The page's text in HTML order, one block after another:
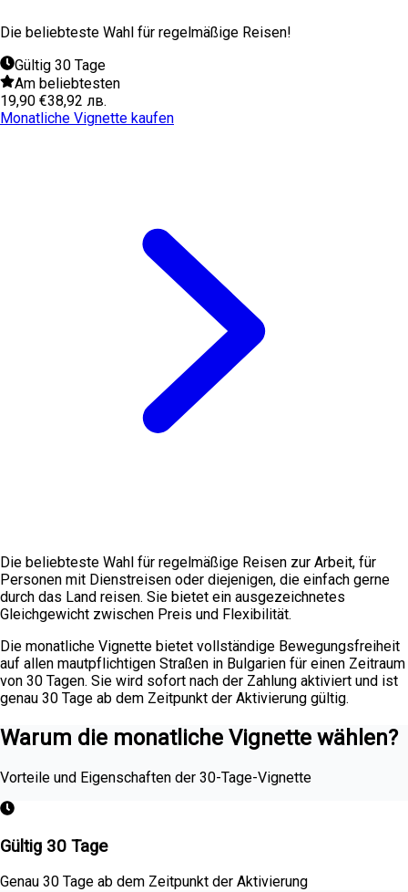
Die beliebteste Wahl für regelmäßige Reisen!
Gültig 30 Tage
Am beliebtesten
19,90 €38,92 лв.
Monatliche Vignette kaufen
Die beliebteste Wahl für regelmäßige Reisen zur Arbeit, für
Personen mit Dienstreisen oder diejenigen, die einfach gerne
durch das Land reisen. Sie bietet ein ausgezeichnetes
Gleichgewicht zwischen Preis und Flexibilität.
Die monatliche Vignette bietet vollständige Bewegungsfreiheit
auf allen mautpflichtigen Straßen in Bulgarien für einen Zeitraum
von 30 Tagen. Sie wird sofort nach der Zahlung aktiviert und ist
genau 30 Tage ab dem Zeitpunkt der Aktivierung gültig.
Warum die monatliche Vignette wählen?
Vorteile und Eigenschaften der 30-Tage-Vignette
Gültig 30 Tage
Genau 30 Tage ab dem Zeitpunkt der Aktivierung